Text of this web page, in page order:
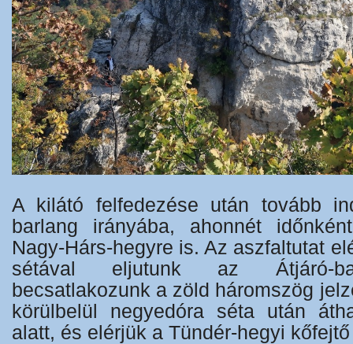
A kilátó felfedezése után tovább
barlang irányába, ahonnét
Nagy-Hárs-hegyre is. Az aszfaltutat
sétával eljutunk az Átjáró-
becsatlakozunk a zöld háromszög
körülbelül negyedóra séta után
alatt, és elérjük a Tündér-hegyi